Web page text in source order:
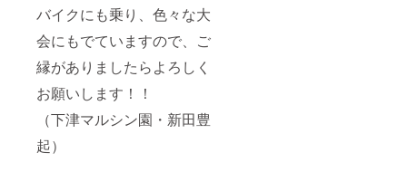
バイクにも乗り、色々な大
会にもでていますので、ご
縁がありましたらよろしく
お願いします！！
（下津マルシン園・新田豊
起）